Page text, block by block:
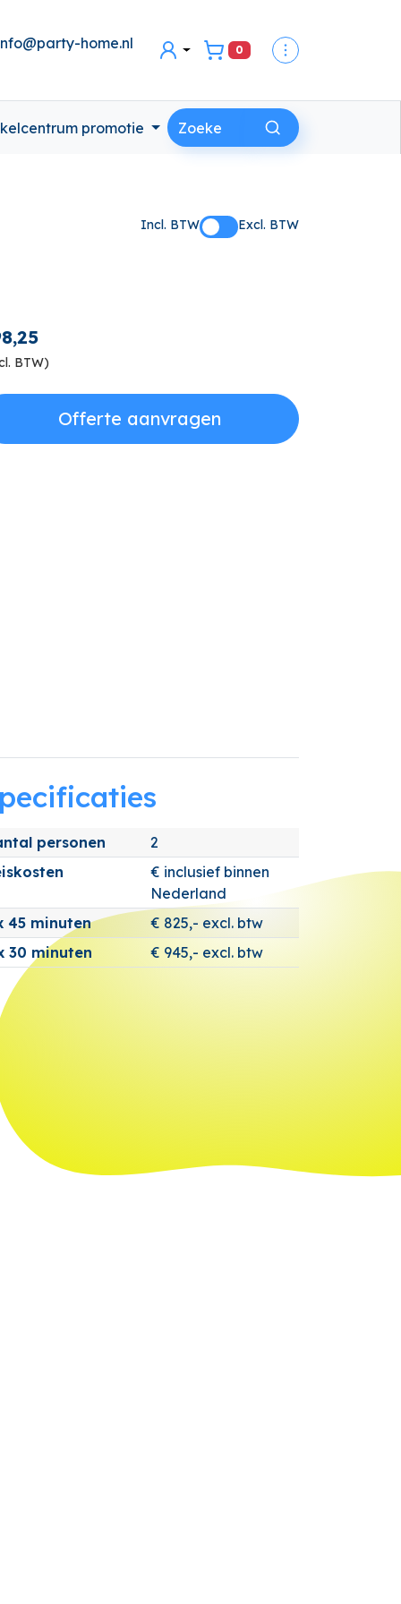
home.nl
Inloggen
0 secondaire menu
promotie
Incl. BTW Excl. BTW
BTW)
Offerte aanvragen
personen
2
€ inclusief binnen
Nederland
45 minuten
€ 825,- excl. btw
30 minuten
€ 945,- excl. btw